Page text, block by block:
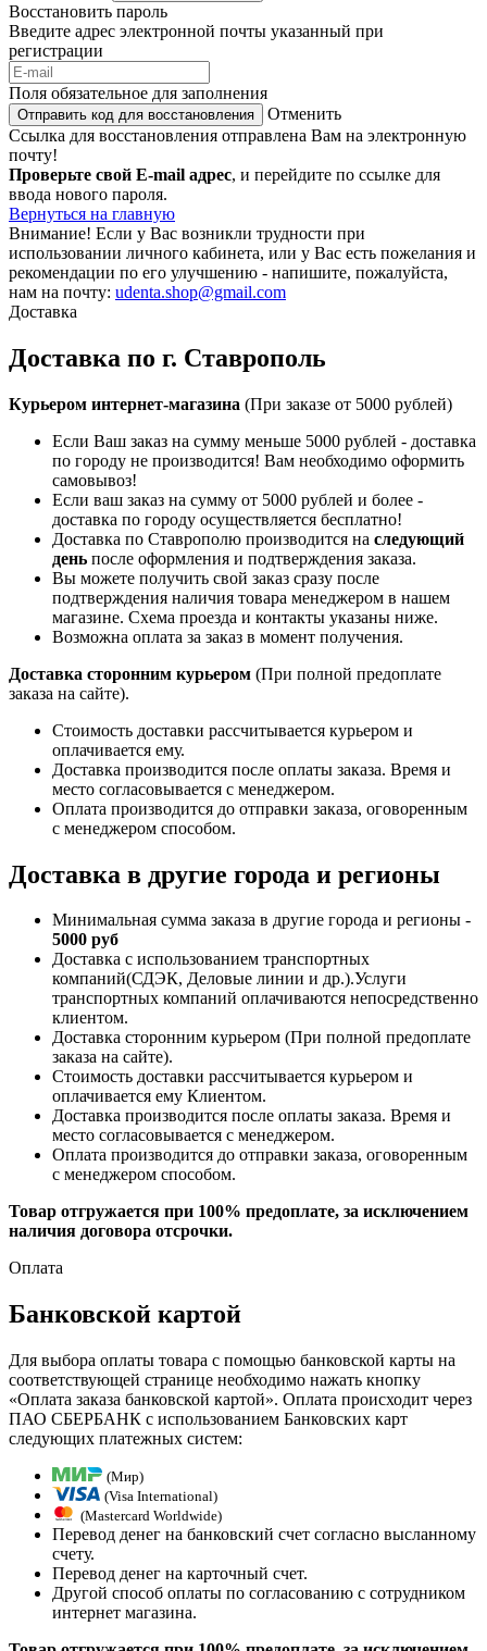
Восстановить пароль
Введите адрес электронной почты указанный при
регистрации
Поля обязательное для заполнения
Отправить код для восстановления
Отменить
Ссылка для восстановления отправлена Вам на электронную
почту!
Проверьте свой E-mail адрес, и перейдите по ссылке для
ввода нового пароля.
Вернуться на главную
Внимание! Если у Вас возникли трудности при
использовании личного кабинета, или у Вас есть пожелания и
рекомендации по его улучшению - напишите, пожалуйста,
нам на почту: udenta.shop@gmail.com
Доставка
Доставка по г. Ставрополь
Курьером интернет-магазина (При заказе от 5000 рублей)
Если Ваш заказ на сумму меньше 5000 рублей - доставка
по городу не производится! Вам необходимо оформить
самовывоз!
Если ваш заказ на сумму от 5000 рублей и более -
доставка по городу осуществляется бесплатно!
Доставка по Ставрополю производится на следующий
день после оформления и подтверждения заказа.
Вы можете получить свой заказ сразу после
подтверждения наличия товара менеджером в нашем
магазине. Схема проезда и контакты указаны ниже.
Возможна оплата за заказ в момент получения.
Доставка сторонним курьером (При полной предоплате
заказа на сайте).
Стоимость доставки рассчитывается курьером и
оплачивается ему.
Доставка производится после оплаты заказа. Время и
место согласовывается с менеджером.
Оплата производится до отправки заказа, оговоренным
с менеджером способом.
Доставка в другие города и регионы
Минимальная сумма заказа в другие города и регионы -
5000 руб
Доставка с использованием транспортных
компаний(СДЭК, Деловые линии и др.).Услуги
транспортных компаний оплачиваются непосредственно
клиентом.
Доставка сторонним курьером (При полной предоплате
заказа на сайте).
Стоимость доставки рассчитывается курьером и
оплачивается ему Клиентом.
Доставка производится после оплаты заказа. Время и
место согласовывается с менеджером.
Оплата производится до отправки заказа, оговоренным
с менеджером способом.
Товар отгружается при 100% предоплате, за исключением
наличия договора отсрочки.
Оплата
Банковской картой
Для выбора оплаты товара с помощью банковской карты на
соответствующей странице необходимо нажать кнопку
«Оплата заказа банковской картой». Оплата происходит через
ПАО СБЕРБАНК с использованием Банковских карт
следующих платежных систем:
(Мир)
(Visa International)
(Mastercard Worldwide)
Перевод денег на банковский счет согласно высланному
счету.
Перевод денег на карточный счет.
Другой способ оплаты по согласованию с сотрудником
интернет магазина.